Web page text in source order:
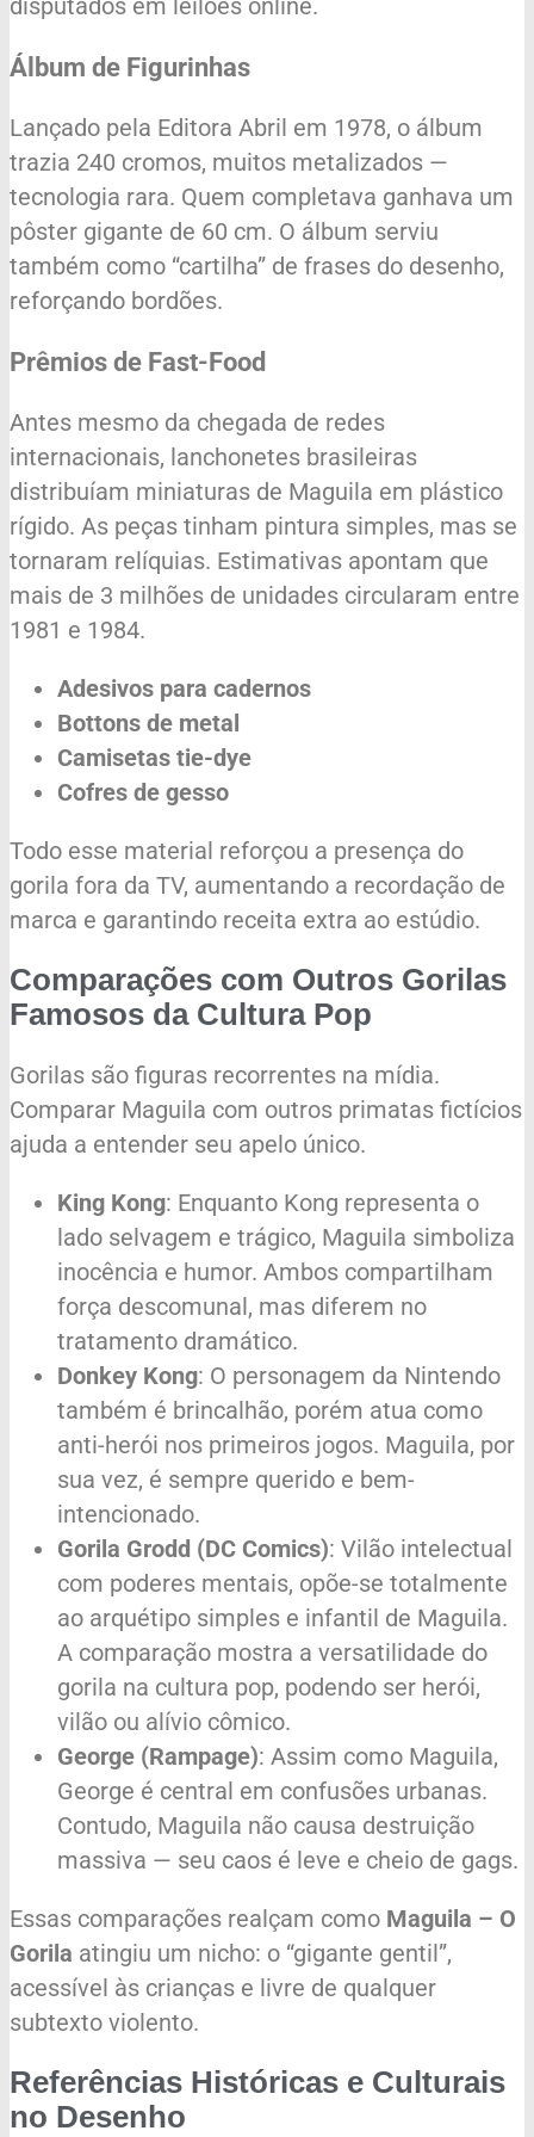
Álbum de Figurinhas
Lançado pela Editora Abril em 1978, o álbum
trazia 240 cromos, muitos metalizados —
tecnologia rara. Quem completava ganhava um
pôster gigante de 60 cm. O álbum serviu
também como “cartilha” de frases do desenho,
reforçando bordões.
Prêmios de Fast-Food
Antes mesmo da chegada de redes
internacionais, lanchonetes brasileiras
distribuíam miniaturas de Maguila em plástico
rígido. As peças tinham pintura simples, mas se
tornaram relíquias. Estimativas apontam que
mais de 3 milhões de unidades circularam entre
1981 e 1984.
Adesivos para cadernos
Bottons de metal
Camisetas tie-dye
Cofres de gesso
Todo esse material reforçou a presença do
gorila fora da TV, aumentando a recordação de
marca e garantindo receita extra ao estúdio.
Comparações com Outros Gorilas
Famosos da Cultura Pop
Gorilas são figuras recorrentes na mídia.
Comparar Maguila com outros primatas fictícios
ajuda a entender seu apelo único.
King Kong: Enquanto Kong representa o
lado selvagem e trágico, Maguila simboliza
inocência e humor. Ambos compartilham
força descomunal, mas diferem no
tratamento dramático.
Donkey Kong: O personagem da Nintendo
também é brincalhão, porém atua como
anti-herói nos primeiros jogos. Maguila, por
sua vez, é sempre querido e bem-
intencionado.
Gorila Grodd (DC Comics): Vilão intelectual
com poderes mentais, opõe-se totalmente
ao arquétipo simples e infantil de Maguila.
A comparação mostra a versatilidade do
gorila na cultura pop, podendo ser herói,
vilão ou alívio cômico.
George (Rampage): Assim como Maguila,
George é central em confusões urbanas.
Contudo, Maguila não causa destruição
massiva — seu caos é leve e cheio de gags.
Essas comparações realçam como Maguila – O
Gorila atingiu um nicho: o “gigante gentil”,
acessível às crianças e livre de qualquer
subtexto violento.
Referências Históricas e Culturais
no Desenho